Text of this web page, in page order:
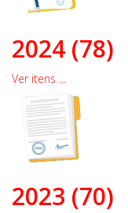
2024 (78)
Ver itens ...
2023 (70)